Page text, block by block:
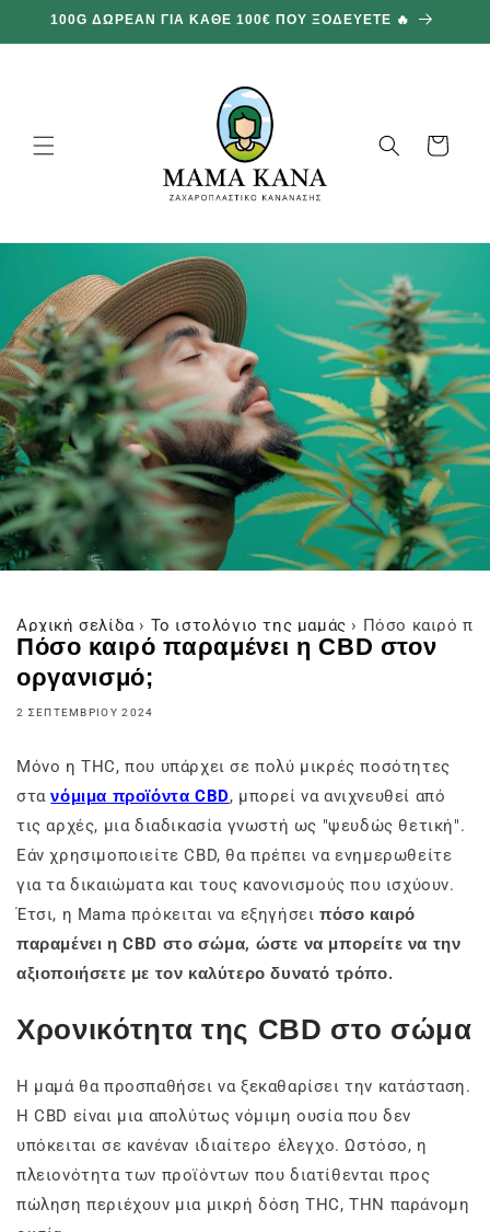
προχωρήστε
στο
100G ΔΩΡΕΑΝ ΓΙΑ ΚΑΘΕ 100€ ΠΟΥ ΞΟΔΕΥΕΤΕ 🔥
Καλάθι
Αρχική σελίδα › Το ιστολόγιο της μαμάς › Πόσο καιρό
Πόσο καιρό παραμένει η CBD στον
οργανισμό;
2 ΣΕΠΤΕΜΒΡΊΟΥ 2024
Μόνο η THC, που υπάρχει σε πολύ μικρές ποσότητες
στανόμιμα προϊόντα CBD, μπορεί να ανιχνευθεί από
τις αρχές, μια διαδικασία γνωστή ως "ψευδώς θετική".
Εάν χρησιμοποιείτε CBD, θα πρέπει να ενημερωθείτε
για τα δικαιώματα και τους κανονισμούς που ισχύουν.
Έτσι, η Mama πρόκειται να εξηγήσειπόσο καιρό
παραμένει η CBD στο σώμα, ώστε να μπορείτε να την
αξιοποιήσετε με τον καλύτερο δυνατό τρόπο.
Χρονικότητα της CBD στο σώμα
Η μαμά θα προσπαθήσει να ξεκαθαρίσει την κατάσταση.
Η CBD είναι μια απολύτως νόμιμη ουσία που δεν
υπόκειται σε κανέναν ιδιαίτερο έλεγχο. Ωστόσο, η
πλειονότητα των προϊόντων που διατίθενται προς
πώληση περιέχουν μια μικρή δόση THC, ΤΗΝ παράνομη